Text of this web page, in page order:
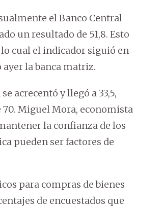
el Banco Central
un resultado de 51,8. Esto
cual el indicador siguió en
la banca matriz.
acrecentó y llegó a 33,5,
Miguel Mora, economista
la confianza de los
pueden ser factores de
para compras de bienes
de encuestados que